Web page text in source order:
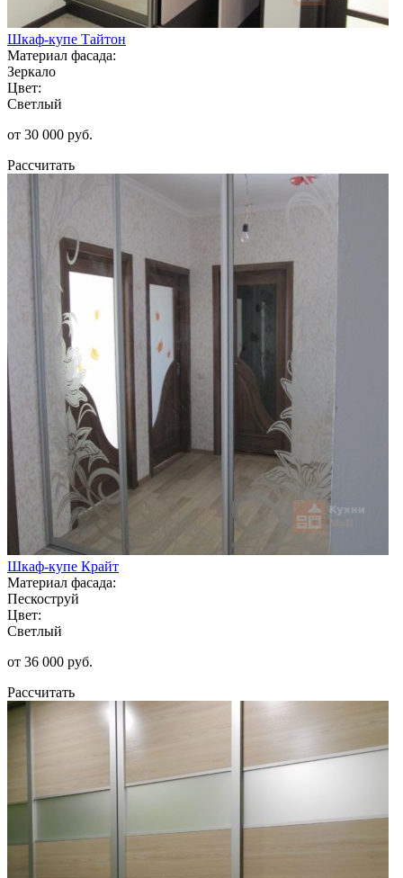
Шкаф-купе Тайтон
Материал фасада:
Зеркало
Цвет:
Светлый
от 30 000 руб.
Рассчитать
Шкаф-купе Крайт
Материал фасада:
Пескоструй
Цвет:
Светлый
от 36 000 руб.
Рассчитать